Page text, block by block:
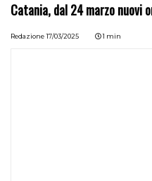
Catania, dal 24 marzo nuovi
Redazione 17/03/2025 1 min